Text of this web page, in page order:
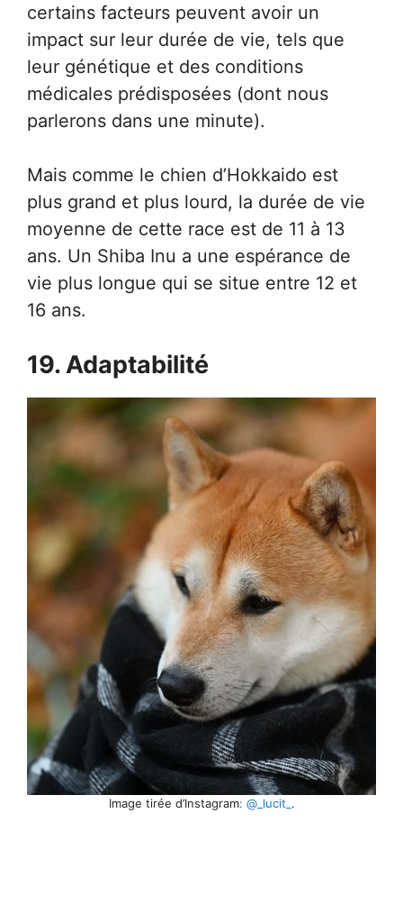
certains facteurs peuvent avoir un
impact sur leur durée de vie, tels que
leur génétique et des conditions
médicales prédisposées (dont nous
parlerons dans une minute).
Mais comme le chien d’Hokkaido est
plus grand et plus lourd, la durée de vie
moyenne de cette race est de 11 à 13
ans. Un Shiba Inu a une espérance de
vie plus longue qui se situe entre 12 et
16 ans.
19. Adaptabilité
Image tirée d’Instagram: @_lucit_ .